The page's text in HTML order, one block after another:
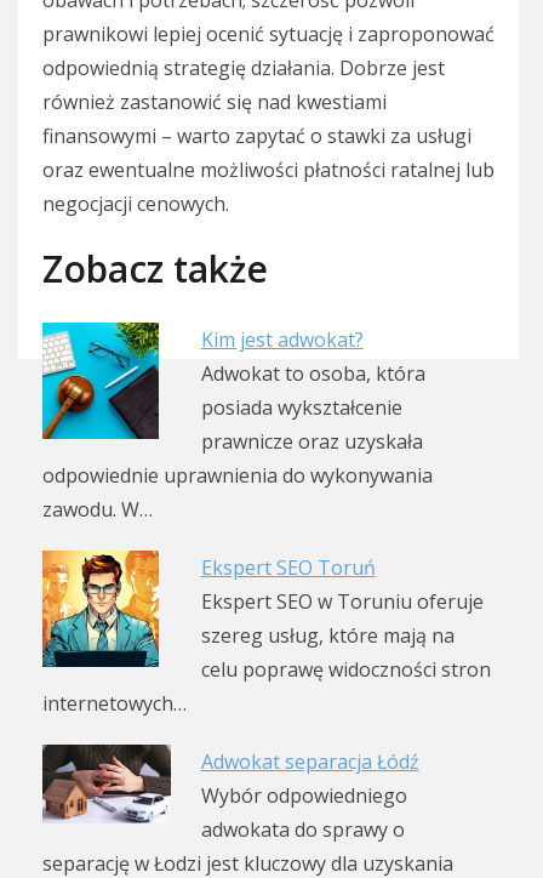
prawnikowi lepiej ocenić sytuację i zaproponować
odpowiednią strategię działania. Dobrze jest
również zastanowić się nad kwestiami
finansowymi – warto zapytać o stawki za usługi
oraz ewentualne możliwości płatności ratalnej lub
negocjacji cenowych.
Zobacz także
Kim jest adwokat?
Adwokat to osoba, która
posiada wykształcenie
prawnicze oraz uzyskała
odpowiednie uprawnienia do wykonywania
zawodu. W…
Ekspert SEO Toruń
Ekspert SEO w Toruniu oferuje
szereg usług, które mają na
celu poprawę widoczności stron
internetowych…
Adwokat separacja Łódź
Wybór odpowiedniego
adwokata do sprawy o
separację w Łodzi jest kluczowy dla uzyskania